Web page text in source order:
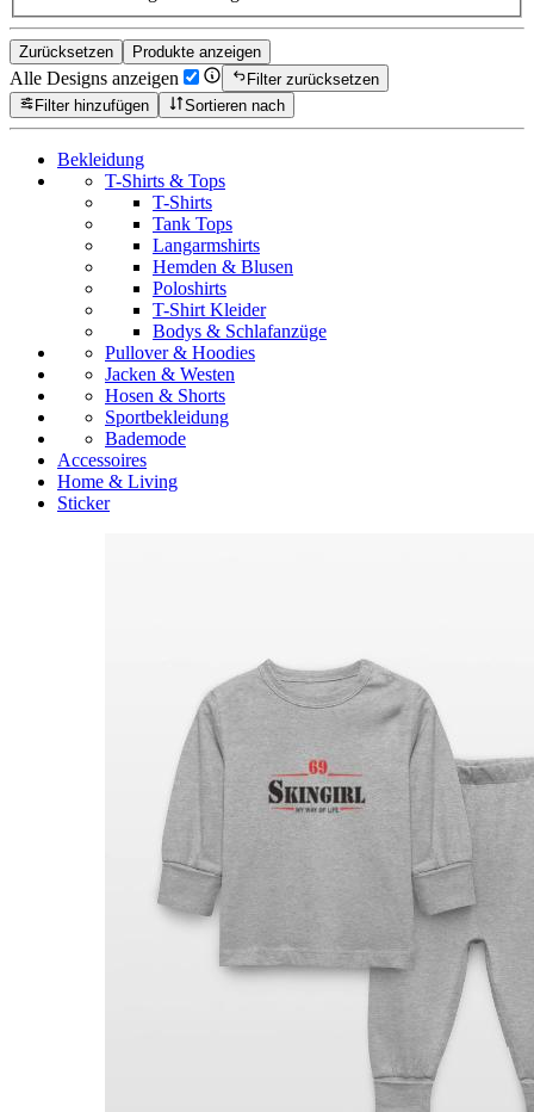
Zurücksetzen Produkte anzeigen
Alle Designs anzeigen
Filter zurücksetzen
Filter hinzufügen
Sortieren nach
Bekleidung
T-Shirts & Tops
T-Shirts
Tank Tops
Langarmshirts
Hemden & Blusen
Poloshirts
T-Shirt Kleider
Bodys & Schlafanzüge
Pullover & Hoodies
Jacken & Westen
Hosen & Shorts
Sportbekleidung
Bademode
Accessoires
Home & Living
Sticker